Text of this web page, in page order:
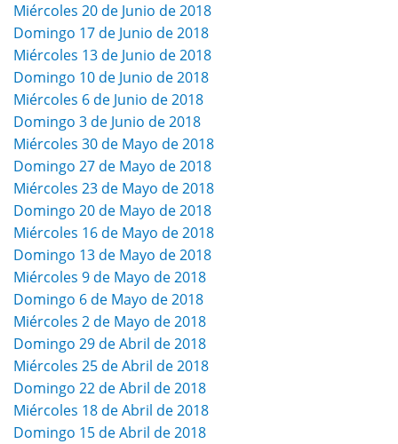
Miércoles 20 de Junio de 2018
Domingo 17 de Junio de 2018
Miércoles 13 de Junio de 2018
Domingo 10 de Junio de 2018
Miércoles 6 de Junio de 2018
Domingo 3 de Junio de 2018
Miércoles 30 de Mayo de 2018
Domingo 27 de Mayo de 2018
Miércoles 23 de Mayo de 2018
Domingo 20 de Mayo de 2018
Miércoles 16 de Mayo de 2018
Domingo 13 de Mayo de 2018
Miércoles 9 de Mayo de 2018
Domingo 6 de Mayo de 2018
Miércoles 2 de Mayo de 2018
Domingo 29 de Abril de 2018
Miércoles 25 de Abril de 2018
Domingo 22 de Abril de 2018
Miércoles 18 de Abril de 2018
Domingo 15 de Abril de 2018